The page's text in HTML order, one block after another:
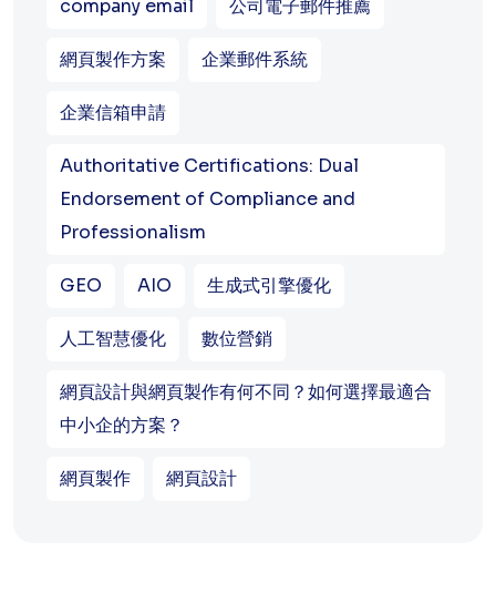
company email 公司電子郵件推薦
網頁製作方案 企業郵件系統
企業信箱申請
Authoritative Certifications: Dual
Endorsement of Compliance and
Professionalism
GEO AIO 生成式引擎優化
人工智慧優化 數位營銷
網頁設計與網頁製作有何不同？如何選擇最適合
中小企的方案？
網頁製作 網頁設計